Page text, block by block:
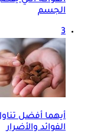
الجسم
3
أيهما أفضل
الفوائد والأضرار